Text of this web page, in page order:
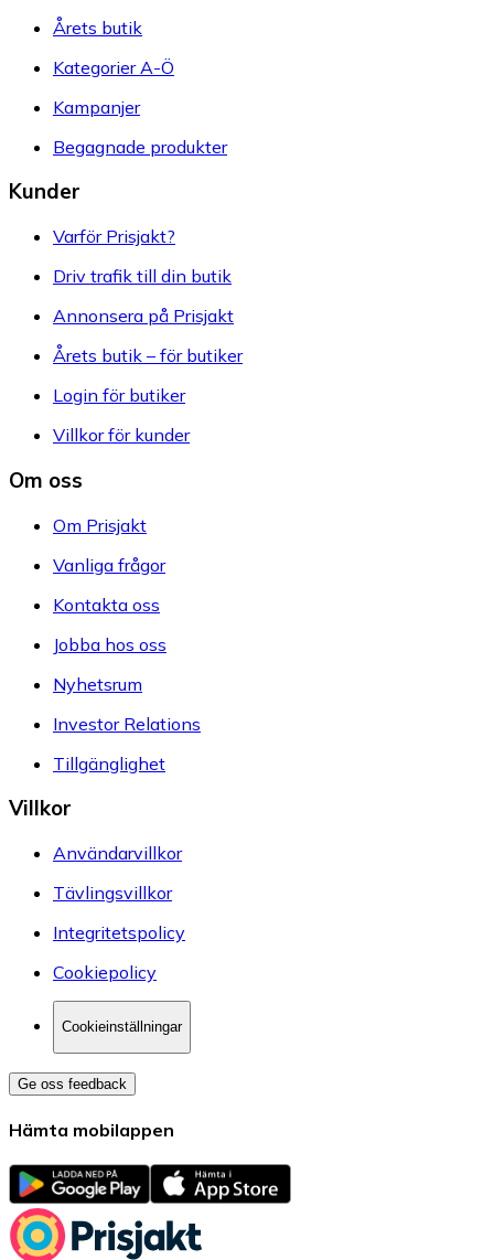
Årets butik
Kategorier A-Ö
Kampanjer
Begagnade produkter
Kunder
Varför Prisjakt?
Driv trafik till din butik
Annonsera på Prisjakt
Årets butik – för butiker
Login för butiker
Villkor för kunder
Om oss
Om Prisjakt
Vanliga frågor
Kontakta oss
Jobba hos oss
Nyhetsrum
Investor Relations
Tillgänglighet
Villkor
Användarvillkor
Tävlingsvillkor
Integritetspolicy
Cookiepolicy
Cookieinställningar
Ge oss feedback
Hämta mobilappen